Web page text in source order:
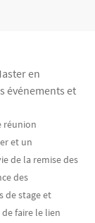
en
événements et
réunion
et un
de la remise des
des
de stage et
faire le lien